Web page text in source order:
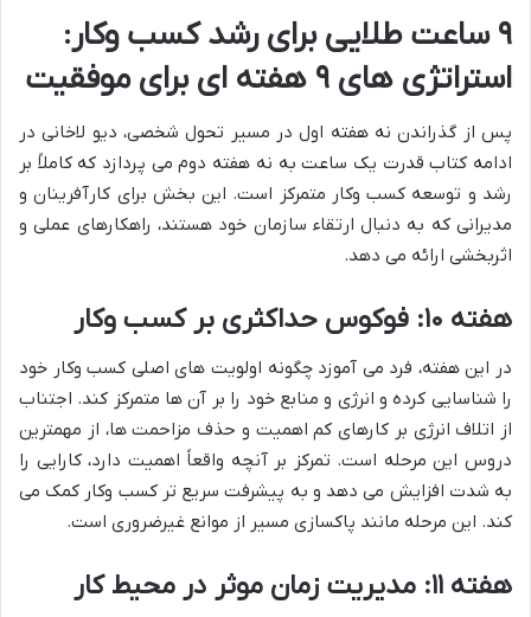
۹ ساعت طلایی برای رشد کسب وکار:
استراتژی های ۹ هفته ای برای موفقیت
پس از گذراندن نه هفته اول در مسیر تحول شخصی، دیو لاخانی در
ادامه کتاب قدرت یک ساعت به نه هفته دوم می پردازد که کاملاً بر
رشد و توسعه کسب وکار متمرکز است. این بخش برای کارآفرینان و
مدیرانی که به دنبال ارتقاء سازمان خود هستند، راهکارهای عملی و
اثربخشی ارائه می دهد.
هفته ۱۰: فوکوس حداکثری بر کسب وکار
در این هفته، فرد می آموزد چگونه اولویت های اصلی کسب وکار خود
را شناسایی کرده و انرژی و منابع خود را بر آن ها متمرکز کند. اجتناب
از اتلاف انرژی بر کارهای کم اهمیت و حذف مزاحمت ها، از مهمترین
دروس این مرحله است. تمرکز بر آنچه واقعاً اهمیت دارد، کارایی را
به شدت افزایش می دهد و به پیشرفت سریع تر کسب وکار کمک می
کند. این مرحله مانند پاکسازی مسیر از موانع غیرضروری است.
هفته ۱۱: مدیریت زمان موثر در محیط کار